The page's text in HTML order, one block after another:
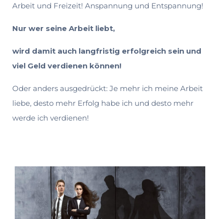
Arbeit und Freizeit! Anspan­nung und Entspannung!
Nur wer seine Arbeit liebt,
wird damit auch langfristig erfolgreich sein und
viel Geld verdienen können!
Oder anders ausgedrückt: Je mehr ich meine Arbeit
liebe, desto mehr Erfolg habe ich und desto mehr
werde ich ver­dienen!